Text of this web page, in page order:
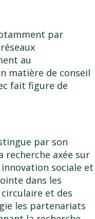
par
au
matière de conseil
fait figure de
par son
recherche axée sur
innovation sociale et
dans les
et des
les partenariats